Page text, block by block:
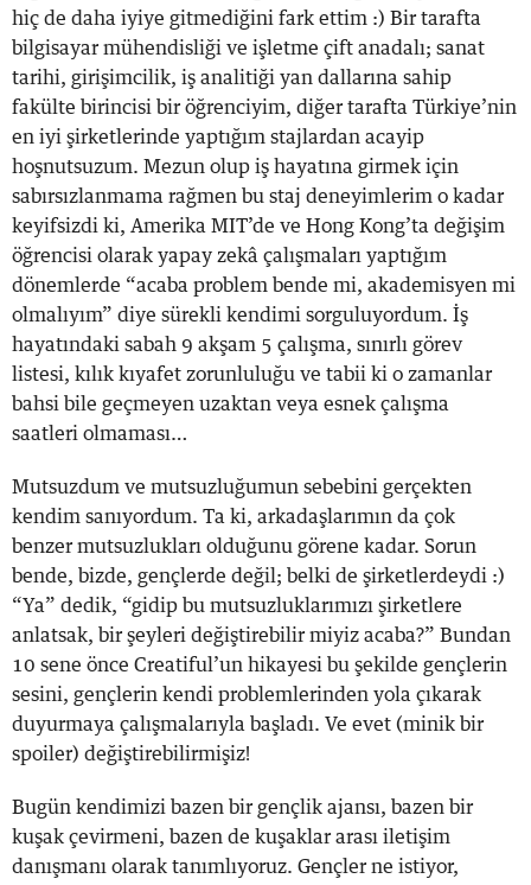
hiç de daha iyiye gitmediğini fark ettim :) Bir tarafta
bilgisayar mühendisliği ve işletme çift anadalı; sanat
tarihi, girişimcilik, iş analitiği yan dallarına sahip
fakülte birincisi bir öğrenciyim, diğer tarafta Türkiye’nin
en iyi şirketlerinde yaptığım stajlardan acayip
hoşnutsuzum. Mezun olup iş hayatına girmek için
sabırsızlanmama rağmen bu staj deneyimlerim o kadar
keyifsizdi ki, Amerika MIT’de ve Hong Kong’ta değişim
öğrencisi olarak yapay zekâ çalışmaları yaptığım
dönemlerde “acaba problem bende mi, akademisyen mi
olmalıyım” diye sürekli kendimi sorguluyordum. İş
hayatındaki sabah 9 akşam 5 çalışma, sınırlı görev
listesi, kılık kıyafet zorunluluğu ve tabii ki o zamanlar
bahsi bile geçmeyen uzaktan veya esnek çalışma
saatleri olmaması…
Mutsuzdum ve mutsuzluğumun sebebini gerçekten
kendim sanıyordum. Ta ki, arkadaşlarımın da çok
benzer mutsuzlukları olduğunu görene kadar. Sorun
bende, bizde, gençlerde değil; belki de şirketlerdeydi :)
“Ya” dedik, “gidip bu mutsuzluklarımızı şirketlere
anlatsak, bir şeyleri değiştirebilir miyiz acaba?” Bundan
10 sene önce Creatiful’un hikayesi bu şekilde gençlerin
sesini, gençlerin kendi problemlerinden yola çıkarak
duyurmaya çalışmalarıyla başladı. Ve evet (minik bir
spoiler) değiştirebilirmişiz!
Bugün kendimizi bazen bir gençlik ajansı, bazen bir
kuşak çevirmeni, bazen de kuşaklar arası iletişim
danışmanı olarak tanımlıyoruz. Gençler ne istiyor,